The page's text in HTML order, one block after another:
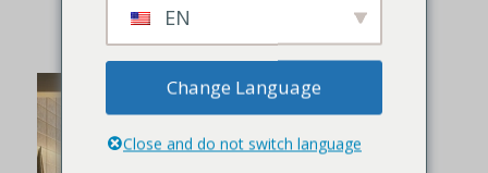
Februar 6, 2024
EN
Change Language
Close and do not switch language